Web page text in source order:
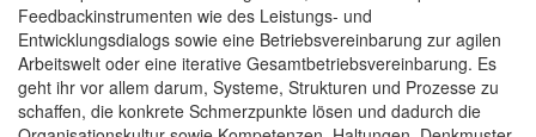
Feedbackinstrumenten wie des Leistungs- und
Entwicklungsdialogs sowie eine Betriebsvereinbarung zur agilen
Arbeitswelt oder eine iterative Gesamtbetriebsvereinbarung. Es
geht ihr vor allem darum, Systeme, Strukturen und Prozesse zu
schaffen, die konkrete Schmerzpunkte lösen und dadurch die